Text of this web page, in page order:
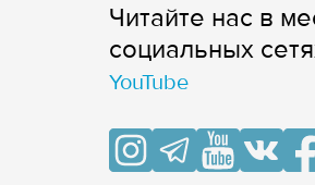
Читайте нас в
cоциальных
YouTube